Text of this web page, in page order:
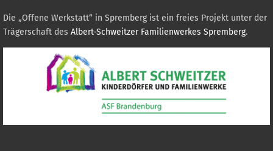
Die „Offene Werkstatt“ in Spremberg ist ein freies Projekt unter der
Trägerschaft des Albert-Schweitzer Familienwerkes Spremberg.